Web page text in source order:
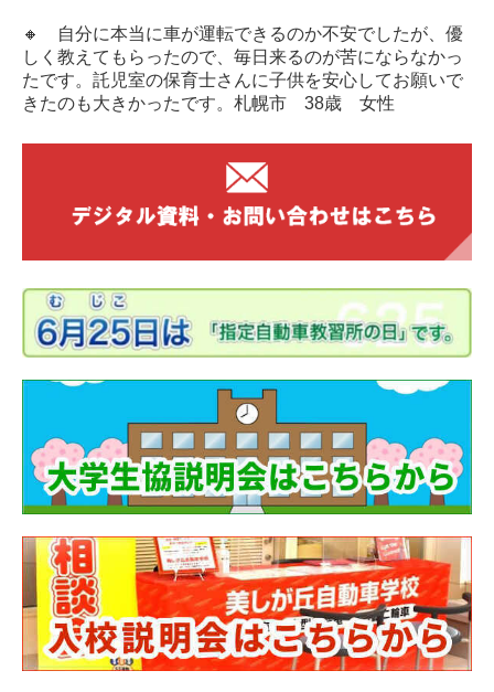
🔸 自分に本当に車が運転できるのか不安でしたが、優
しく教えてもらったので、毎日来るのが苦にならなかっ
たです。託児室の保育士さんに子供を安心してお願いで
きたのも大きかったです。札幌市 38歳 女性